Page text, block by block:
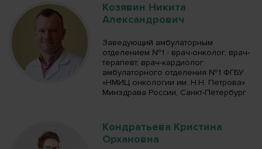
Козявин Никита
Александрович
Заведующий амбулаторным
отделением №1 - врач-онколог, врач-
терапевт, врач-кардиолог
амбулаторного отделения №1 ФГБУ
«НМИЦ онкологии им. Н.Н. Петрова»
Минздрава России, Санкт-Петербург
Кондратьева Кристина
Орхановна